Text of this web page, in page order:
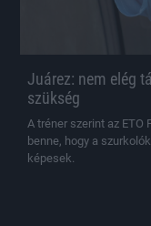
Juárez: nem elég
szükség
A tréner szerint az ETO
benne, hogy a
képesek.